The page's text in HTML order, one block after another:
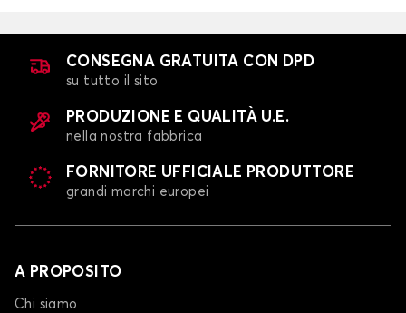
CONSEGNA GRATUITA CON DPD
su tutto il sito
PRODUZIONE E QUALITÀ U.E.
nella nostra fabbrica
FORNITORE UFFICIALE PRODUTTORE
grandi marchi europei
A PROPOSITO
Chi siamo